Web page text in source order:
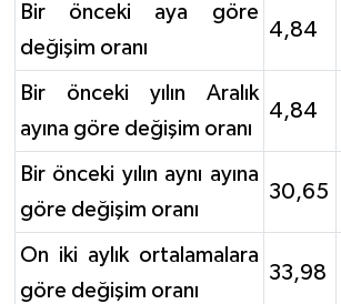
Bir önceki aya göre
değişim oranı
4,84
Bir önceki yılın Aralık
ayına göre değişim oranı
4,84
Bir önceki yılın aynı ayına
göre değişim oranı
30,65
On iki aylık ortalamalara
göre değişim oranı
33,98